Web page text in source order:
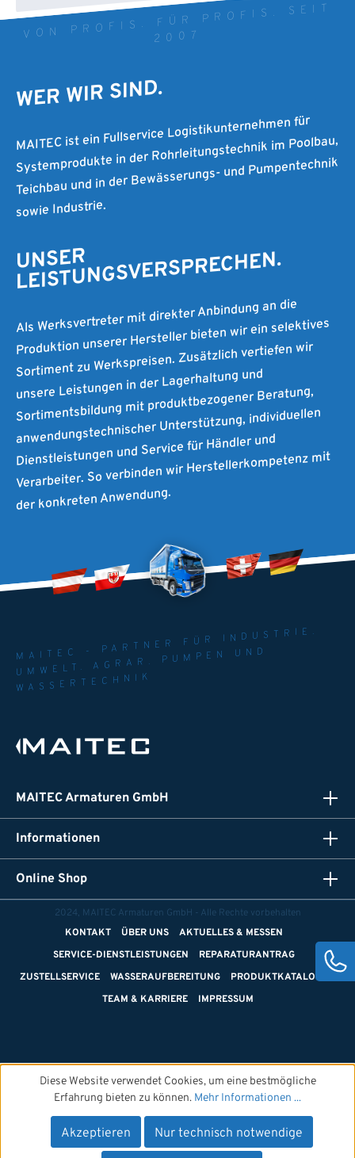
VON PROFIS. FÜR PROFIS. SEIT
2007
WER WIR SIND.
MAITEC ist ein Fullservice Logistikunternehmen für
Systemprodukte in der Rohrleitungstechnik im Poolbau,
Teichbau und in der Bewässerungs- und Pumpentechnik
sowie Industrie.
UNSER
LEISTUNGSVERSPRECHEN.
Als Werksvertreter mit direkter Anbindung an die
Produktion unserer Hersteller bieten wir ein selektives
Sortiment zu Werkspreisen. Zusätzlich vertiefen wir
unsere Leistungen in der Lagerhaltung und
Sortimentsbildung mit produktbezogener Beratung,
anwendungstechnischer Unterstützung, individuellen
Dienstleistungen und Service für Händler und
Verarbeiter. So verbinden wir Herstellerkompetenz mit
der konkreten Anwendung.
MAITEC - PARTNER FÜR INDUSTRIE.
UMWELT. AGRAR. PUMPEN UND
WASSERTECHNIK
MAITEC Armaturen GmbH
Informationen
Online Shop
2024, MAITEC Armaturen GmbH - Alle Rechte vorbehalten
KONTAKT
ÜBER UNS
AKTUELLES & MESSEN
SERVICE-DIENSTLEISTUNGEN
REPARATURANTRAG
ZUSTELLSERVICE
WASSERAUFBEREITUNG
PRODUKTKATALOGE
TEAM & KARRIERE
IMPRESSUM
Diese Website verwendet Cookies, um eine bestmögliche
Erfahrung bieten zu können. Mehr Informationen ...
Nur technisch notwendige
Akzeptieren